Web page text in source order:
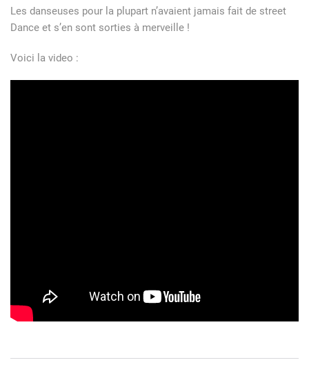
Les danseuses pour la plupart n’avaient jamais fait de street
Dance et s’en sont sorties à merveille !
Voici la video :